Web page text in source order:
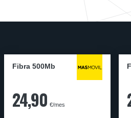
Fibra 500Mb
24,90 €/mes